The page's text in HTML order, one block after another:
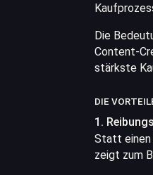
Die
Content-
stärkste
DIE
1.
Statt einen
zeigt zum